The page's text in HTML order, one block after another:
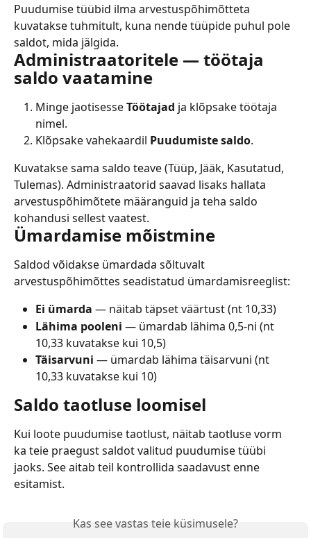
Puudumise tüübid ilma arvestuspõhimõtteta
kuvatakse tuhmitult, kuna nende tüüpide puhul pole
saldot, mida jälgida.
Administraatoritele — töötaja
saldo vaatamine
Minge jaotisesse Töötajad ja klõpsake töötaja
nimel.
Klõpsake vahekaardil Puudumiste saldo.
Kuvatakse sama saldo teave (Tüüp, Jääk, Kasutatud,
Tulemas). Administraatorid saavad lisaks hallata
arvestuspõhimõtete määranguid ja teha saldo
kohandusi sellest vaatest.
Ümardamise mõistmine
Saldod võidakse ümardada sõltuvalt
arvestuspõhimõttes seadistatud ümardamisreeglist:
Ei ümarda — näitab täpset väärtust (nt 10,33)
Lähima pooleni — ümardab lähima 0,5-ni (nt
10,33 kuvatakse kui 10,5)
Täisarvuni — ümardab lähima täisarvuni (nt
10,33 kuvatakse kui 10)
Saldo taotluse loomisel
Kui loote puudumise taotlust, näitab taotluse vorm
ka teie praegust saldot valitud puudumise tüübi
jaoks. See aitab teil kontrollida saadavust enne
esitamist.
Kas see vastas teie küsimusele?